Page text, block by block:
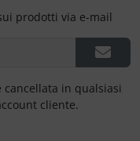
prodotti via e-mail
in qualsiasi
cliente.